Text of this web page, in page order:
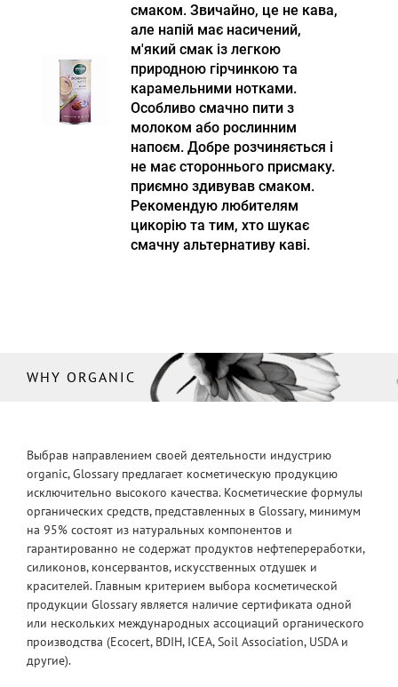
смаком. Звичайно, це не кава,
але напій має насичений,
м'який смак із легкою
природною гірчинкою та
карамельними нотками.
Особливо смачно пити з
молоком або рослинним
напоєм. Добре розчиняється і
не має стороннього присмаку.
приємно здивував смаком.
Рекомендую любителям
цикорію та тим, хто шукає
смачну альтернативу каві.
WHY ORGANIC
Выбрав направлением своей деятельности индустрию
organic, Glossary предлагает косметическую продукцию
исключительно высокого качества. Косметические формулы
органических средств, представленных в Glossary, минимум
на 95% состоят из натуральных компонентов и
гарантированно не содержат продуктов нефтепереработки,
силиконов, консервантов, искусственных отдушек и
красителей. Главным критерием выбора косметической
продукции Glossary является наличие сертификата одной
или нескольких международных ассоциаций органического
производства (Ecocert, BDIH, ICEA, Soil Association, USDA и
другие).